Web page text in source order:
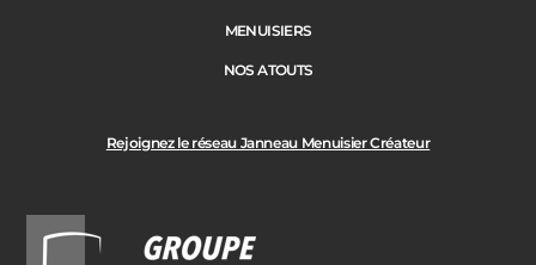
Rejoignez le réseau Janneau Menuisier Créateur
MENUISIERS
NOS ATOUTS